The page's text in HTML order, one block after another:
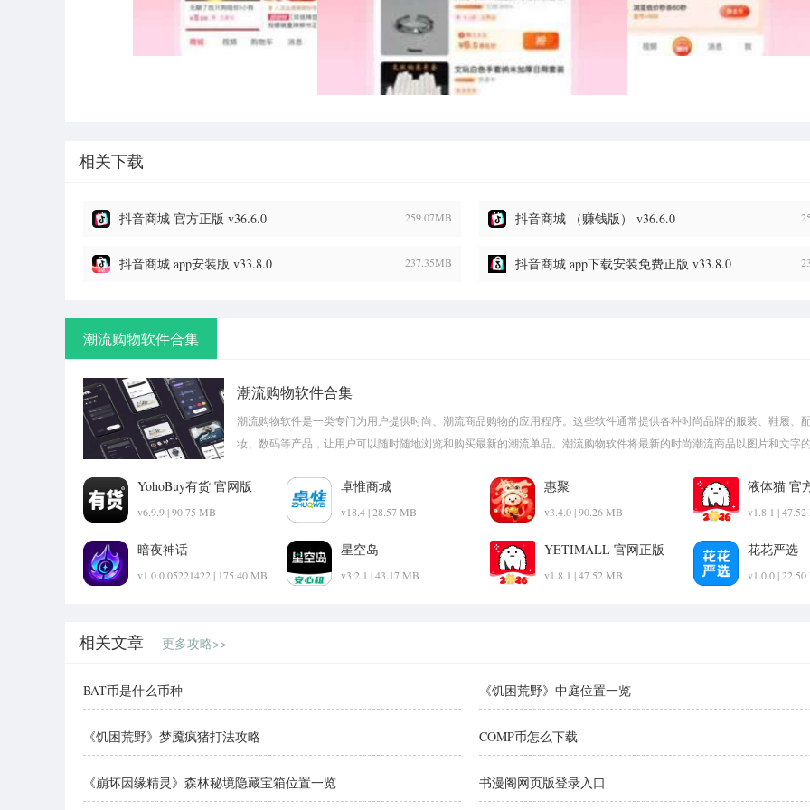
相关下载
抖音商城 官方正版 v36.6.0 259.07MB 抖音商城 （赚钱版） v36.6.0
抖音商城 app安装版 v33.8.0 237.35MB 抖音商城 app下载安装免费正版 v33.8.0
潮流购物软件合集
潮流购物软件合集
潮流购物软件是一类专门为用户提供时尚、潮流商品购物的应用程序。这些软件通常提供各种时尚品牌的服装、鞋履、
妆、数码等产品，让用户可以随时随地浏览和购买最新的潮流单品。潮流购物软件将最新的时尚潮流商品以图片和文字
商品。
YohoBuy有货 官网版
v6.9.9 | 90.75 MB
卓惟商城
v18.4 | 28.57 MB
惠聚
v3.4.0 | 90.26 MB
液体猫 官
v1.8.1 |
暗夜神话
v1.0.0.05221422 | 175.40 MB
星空岛
v3.2.1 | 43.17 MB
YETIMALL 官网正版
v1.8.1 | 47.52 MB
花花严选
v1.0.0 |
相关文章 更多攻略>>
BAT币是什么币种 《饥困荒野》中庭位置一览
《饥困荒野》梦魇疯猪打法攻略 COMP币怎么下载
《崩坏因缘精灵》森林秘境隐藏宝箱位置一览 书漫阁网页版登录入口